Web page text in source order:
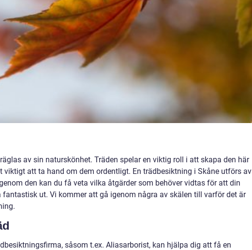
av sin naturskönhet. Träden spelar en viktig roll i att skapa den här
viktigt att ta hand om dem ordentligt. En trädbesiktning i Skåne utförs av
den kan du få veta vilka åtgärder som behöver vidtas för att din
ut. Vi kommer att gå igenom några av skälen till varför det är
såsom t.ex. Aliasarborist, kan hjälpa dig att få en